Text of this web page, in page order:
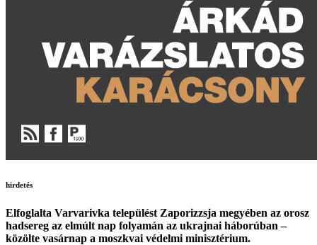
hirdetés
Elfoglalta Varvarivka települést Zaporizzsja megyében az orosz
hadsereg az elmúlt nap folyamán az ukrajnai háborúban –
közölte vasárnap a moszkvai védelmi minisztérium.